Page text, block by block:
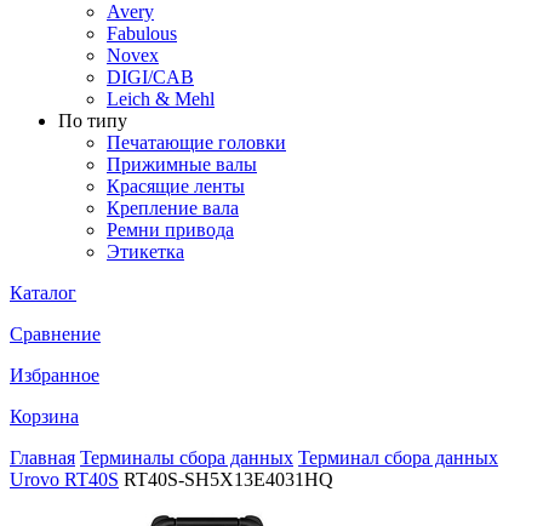
Avery
Fabulous
Novex
DIGI/CAB
Leich & Mehl
По типу
Печатающие головки
Прижимные валы
Красящие ленты
Крепление вала
Ремни привода
Этикетка
Каталог
Сравнение
Избранное
Корзина
Главная Терминалы сбора данных Терминал сбора данных
Urovo RT40S RT40S-SH5X13E4031HQ